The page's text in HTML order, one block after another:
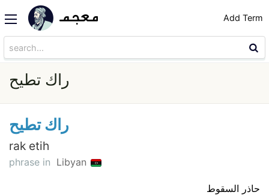
Add Term
راك تطيح
راك تطيح
rak etih
phrase in Libyan
حاذر السقوط